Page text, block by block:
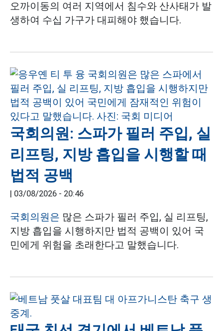
오까이동의 여러 지역에서 침수와 산사태가 발
생하여 수십 가구가 대피해야 했습니다.
국회의원: 스파가 필러 주입, 실
리프팅, 지방 흡입을 시행할 때
법적 공백
| 03/08/2026 - 20:46
국회의원은 많은 스파가 필러 주입, 실 리프팅,
지방 흡입을 시행하지만 법적 공백이 있어 국
민에게 위험을 초래한다고 말했습니다.